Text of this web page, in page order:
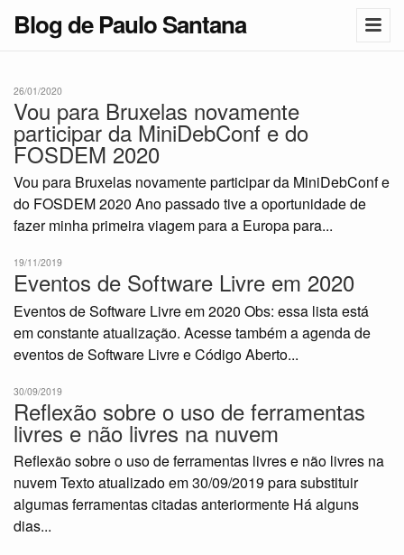
Blog de Paulo Santana
26/01/2020
Vou para Bruxelas novamente
participar da MiniDebConf e do
FOSDEM 2020
Vou para Bruxelas novamente participar da MiniDebConf e
do FOSDEM 2020 Ano passado tive a oportunidade de
fazer minha primeira viagem para a Europa para...
19/11/2019
Eventos de Software Livre em 2020
Eventos de Software Livre em 2020 Obs: essa lista está
em constante atualização. Acesse também a agenda de
eventos de Software Livre e Código Aberto...
30/09/2019
Reflexão sobre o uso de ferramentas
livres e não livres na nuvem
Reflexão sobre o uso de ferramentas livres e não livres na
nuvem Texto atualizado em 30/09/2019 para substituir
algumas ferramentas citadas anteriormente Há alguns
dias...